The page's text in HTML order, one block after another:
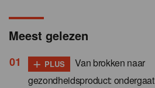
Meest gelezen
+ PLUS
Van brokken naar
gezondheidsproduct: ondergaat